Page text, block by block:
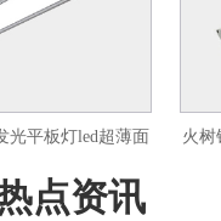
平板灯led超薄面 火树银
点资讯